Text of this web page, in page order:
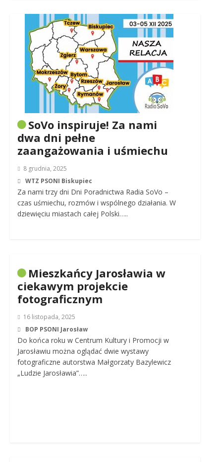
SoVo inspiruje! Za nami
dwa dni pełne
zaangażowania i uśmiechu
8 grudnia, 2025
WTZ PSONI Biskupiec
Za nami trzy dni Dni Poradnictwa Radia SoVo –
czas uśmiechu, rozmów i wspólnego działania. W
dziewięciu miastach całej Polski…..
Mieszkańcy Jarosławia w
ciekawym projekcie
fotograficznym
16 listopada, 2025
BOP PSONI Jarosław
Do końca roku w Centrum Kultury i Promocji w
Jarosławiu można oglądać dwie wystawy
fotograficzne autorstwa Małgorzaty Bazylewicz
„Ludzie Jarosławia”…..